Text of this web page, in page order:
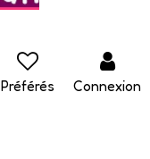
Préférés Connexion